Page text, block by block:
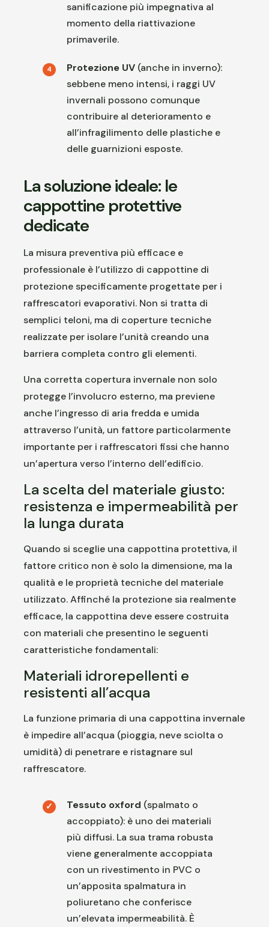
sanificazione più impegnativa al
momento della riattivazione
primaverile.
Protezione UV (anche in inverno):
sebbene meno intensi, i raggi UV
invernali possono comunque
contribuire al deterioramento e
all’infragilimento delle plastiche e
delle guarnizioni esposte.
La soluzione ideale: le
cappottine protettive
dedicate
La misura preventiva più efficace e
professionale è l’utilizzo di cappottine di
protezione specificamente progettate per i
raffrescatori evaporativi. Non si tratta di
semplici teloni, ma di coperture tecniche
realizzate per isolare l’unità creando una
barriera completa contro gli elementi.
Una corretta copertura invernale non solo
protegge l’involucro esterno, ma previene
anche l’ingresso di aria fredda e umida
attraverso l’unità, un fattore particolarmente
importante per i raffrescatori fissi che hanno
un’apertura verso l’interno dell’edificio.
La scelta del materiale giusto:
resistenza e impermeabilità per
la lunga durata
Quando si sceglie una cappottina protettiva, il
fattore critico non è solo la dimensione, ma la
qualità e le proprietà tecniche del materiale
utilizzato. Affinché la protezione sia realmente
efficace, la cappottina deve essere costruita
con materiali che presentino le seguenti
caratteristiche fondamentali:
Materiali idrorepellenti e
resistenti all’acqua
La funzione primaria di una cappottina invernale
è impedire all’acqua (pioggia, neve sciolta o
umidità) di penetrare e ristagnare sul
raffrescatore.
Tessuto oxford (spalmato o
accoppiato): è uno dei materiali
più diffusi. La sua trama robusta
viene generalmente accoppiata
con un rivestimento in PVC o
un’apposita spalmatura in
poliuretano che conferisce
un’elevata impermeabilità. È